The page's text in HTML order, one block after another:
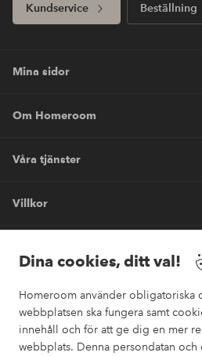
Dina cookies, ditt val!
Homeroom använder obligatoriska
webbplatsen ska fungera samt
innehåll och för att ge dig en mer
webbplats. Denna persondatan och
Kundservice Beställning
Mina sidor
Om Homeroom
Våra tjänster
Villkor
Säkra